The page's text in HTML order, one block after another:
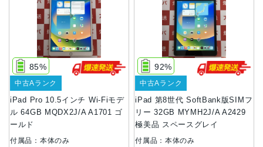
iPad Pro 10.5インチ Wi-Fiモデ
ル 64GB MQDX2J/A A1701 ゴ
ールド
85%
中古Aランク
付属品：本体のみ
iPad 第8世代 SoftBank版SIMフ
リー 32GB MYMH2J/A A2429
極美品 スペースグレイ
92%
中古Aランク
付属品：本体のみ